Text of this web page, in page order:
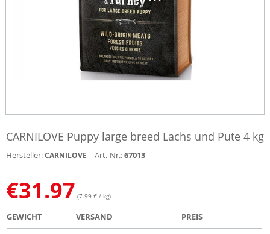
CARNILOVE Puppy large breed Lachs und Pute 4 kg
Hersteller:CARNILOVE Art.-Nr.:67013
€31.97 (7.99 € / kg)
GEWICHT VERSAND PREIS